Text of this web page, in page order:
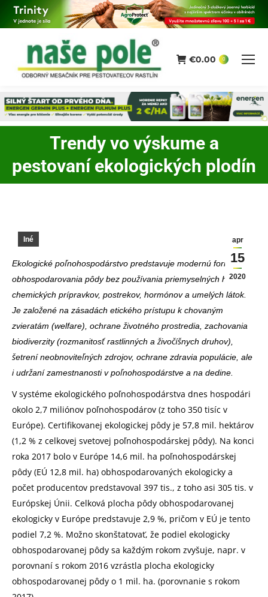
€0.00 0
Trendy vo výskume a
pestovaní ekologických plodín
You are here:
apr
15
2020
Iné
Ekologické poľnohospodárstvo predstavuje modernú formu
obhospodarovania pôdy bez používania priemyselných hnojív,
chemických prípravkov, postrekov, hormónov a umelých látok.
Je založené na zásadách etického prístupu k chovaným
zvieratám (welfare), ochrane životného prostredia, zachovania
biodiverzity (rozmanitosť rastlinných a živočíšnych druhov),
šetrení neobnoviteľných zdrojov, ochrane zdravia populácie, ale
i udržaní zamestnanosti v poľnohospodárstve a na dedine.
V systéme ekologického poľnohospodárstva dnes hospodári
okolo 2,7 miliónov poľnohospodárov (z toho 350 tisíc v
Európe). Certifikovanej ekologickej pôdy je 57,8 mil. hektárov
(1,2 % z celkovej svetovej poľnohospodárskej pôdy). Na konci
roka 2017 bolo v Európe 14,6 mil. ha poľnohospodárskej
pôdy (EÚ 12,8 mil. ha) obhospodarovaných ekologicky a
počet producentov predstavoval 397 tis., z toho asi 305 tis. v
Európskej Únii. Celková plocha pôdy obhospodarovanej
ekologicky v Európe predstavuje 2,9 %, pričom v EÚ je tento
podiel 7,2 %. Možno skonštatovať, že podiel ekologicky
obhospodarovanej pôdy sa každým rokom zvyšuje, napr. v
porovnaní s rokom 2016 vzrástla plocha ekologicky
obhospodarovanej pôdy o 1 mil. ha. (porovnanie s rokom